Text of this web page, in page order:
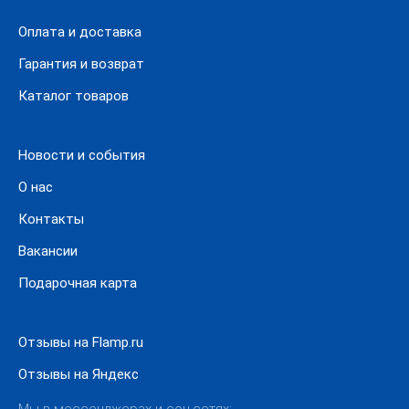
Накладки.
Выберите нужную модель товара и оформите заказ
через корзину. При заполнении заявки укажите
транспортными компаниями.
Оплата и доставка
Гарантия и возврат
Каталог товаров
Новости и события
О нас
Контакты
Вакансии
Подарочная карта
Отзывы на Flamp.ru
Отзывы на Яндекс